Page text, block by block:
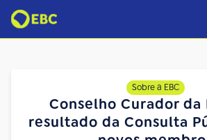
Sobre a EBC
Conselho Curador da
resultado da Consulta